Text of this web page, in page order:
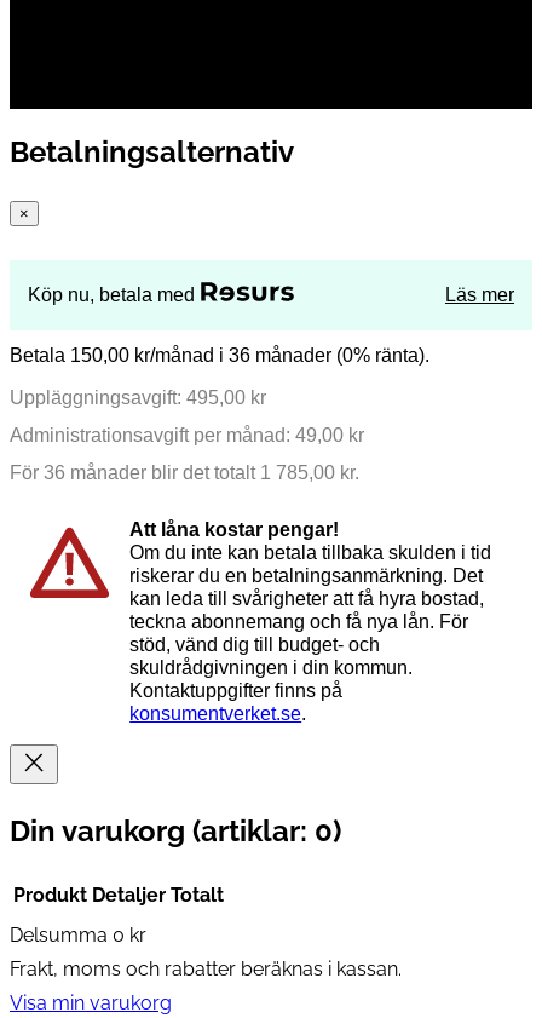
Betalningsalternativ
×
Köp nu, betala med Läs mer
Betala 150,00 kr/månad i 36 månader (0% ränta).
Uppläggningsavgift: 495,00 kr
Administrationsavgift per månad: 49,00 kr
För 36 månader blir det totalt 1 785,00 kr.
Att låna kostar pengar!
Om du inte kan betala tillbaka skulden i tid
riskerar du en betalningsanmärkning. Det
kan leda till svårigheter att få hyra bostad,
teckna abonnemang och få nya lån. För
stöd, vänd dig till budget- och
skuldrådgivningen i din kommun.
Kontaktuppgifter finns på
konsumentverket.se.
Din varukorg (artiklar: 0)
Produkter
i
Produkt Detaljer Totalt
Delsumma 0 kr
Frakt, moms och rabatter beräknas i kassan.
Visa min varukorg